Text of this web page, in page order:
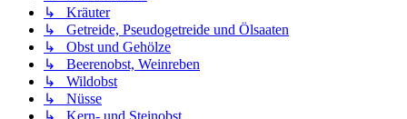
↳ Kräuter
↳ Getreide, Pseudogetreide und Ölsaaten
↳ Obst und Gehölze
↳ Beerenobst, Weinreben
↳ Wildobst
↳ Nüsse